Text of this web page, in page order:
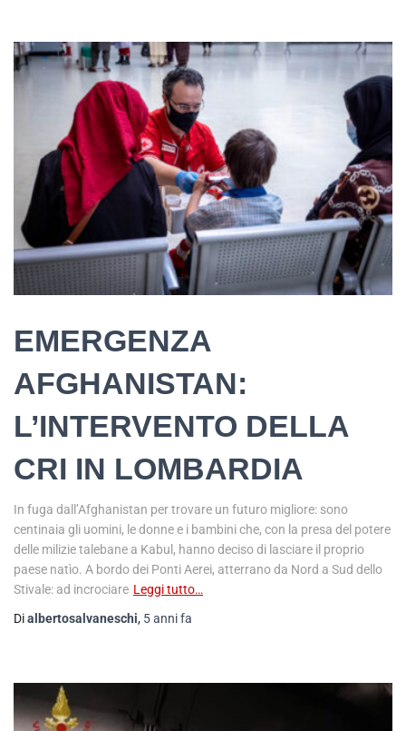
EMERGENZA
AFGHANISTAN:
L’INTERVENTO DELLA
CRI IN LOMBARDIA
In fuga dall’Afghanistan per trovare un futuro migliore: sono
centinaia gli uomini, le donne e i bambini che, con la presa del potere
delle milizie talebane a Kabul, hanno deciso di lasciare il proprio
paese natìo. A bordo dei Ponti Aerei, atterrano da Nord a Sud dello
Stivale: ad incrociare Leggi tutto…
Dialbertosalvaneschi, 5 annifa